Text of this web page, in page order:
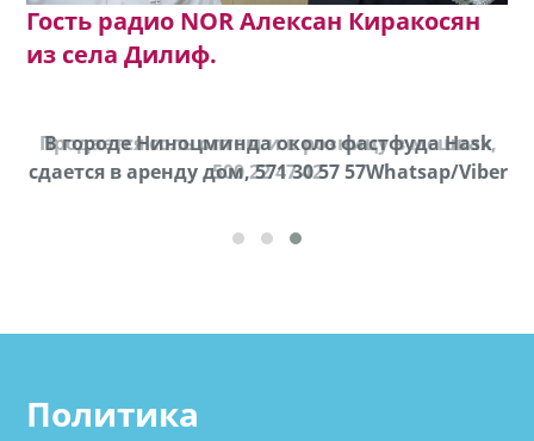
Гость радио NOR Алексан Киракосян
из села Дилиф.
Продается соль оптом и в розницу в мешках,
500 22 47 42
В городе Ниноцминда около фастфуда Hask
cдается в аренду дом, 571 30 57 57Whatsap/Viber
Политика